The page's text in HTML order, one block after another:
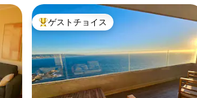
大好評のゲストチョイスです。
ゲストチョイス